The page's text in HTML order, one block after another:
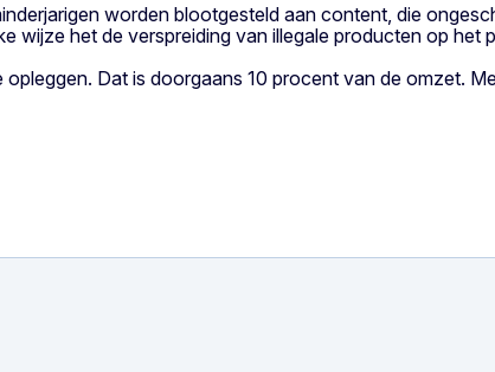
worden blootgesteld aan content, die
wijze het de verspreiding van illegale producten op het
Dat is doorgaans 10 procent van de omzet.